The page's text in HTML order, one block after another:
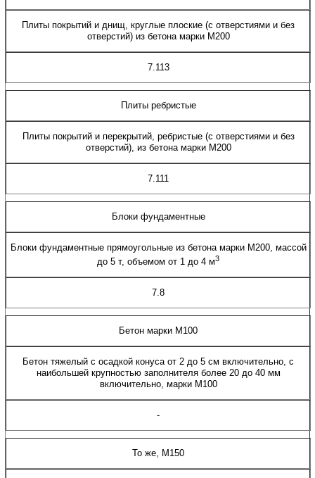
Плиты покрытий и днищ, круглые плоские (с отверстиями и без
отверстий) из бетона марки М200
7.113
Плиты ребристые
Плиты покрытий и перекрытий, ребристые (с отверстиями и без
отверстий), из бетона марки М200
7.111
Блоки фундаментные
Блоки фундаментные прямоугольные из бетона марки М200, массой
до 5 т, объемом от 1 до 4 м3
7.8
Бетон марки М100
Бетон тяжелый с осадкой конуса от 2 до 5 см включительно, с
наибольшей крупностью заполнителя более 20 до 40 мм
включительно, марки М100
-
То же, М150